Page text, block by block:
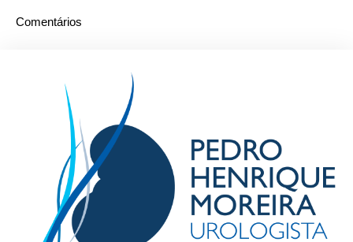
Comentários